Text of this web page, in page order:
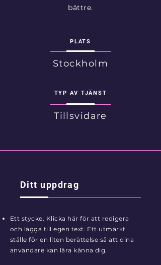
bättre.
PLATS
Stockholm
TYP AV TJÄNST
Tillsvidare
Ditt uppdrag
Ett stycke. Klicka här för att redigera
och lägga till egen text. Ett utmärkt
ställe för en liten berättelse så att dina
användare kan lära känna dig.